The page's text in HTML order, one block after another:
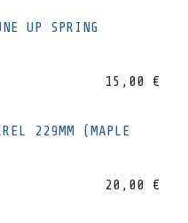
UP SPRING
15,00 €
229MM (MAPLE
20,00 €